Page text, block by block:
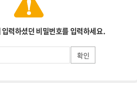
력하셨던 비밀번호를 입력하세요.